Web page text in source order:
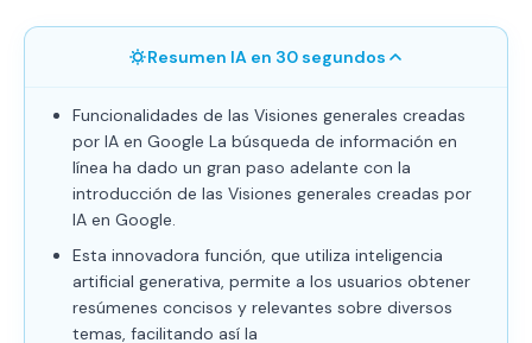
Resumen IA en 30 segundos
Funcionalidades de las Visiones generales creadas
por IA en Google La búsqueda de información en
línea ha dado un gran paso adelante con la
introducción de las Visiones generales creadas por
IA en Google.
Esta innovadora función, que utiliza inteligencia
artificial generativa, permite a los usuarios obtener
resúmenes concisos y relevantes sobre diversos
temas, facilitando así la